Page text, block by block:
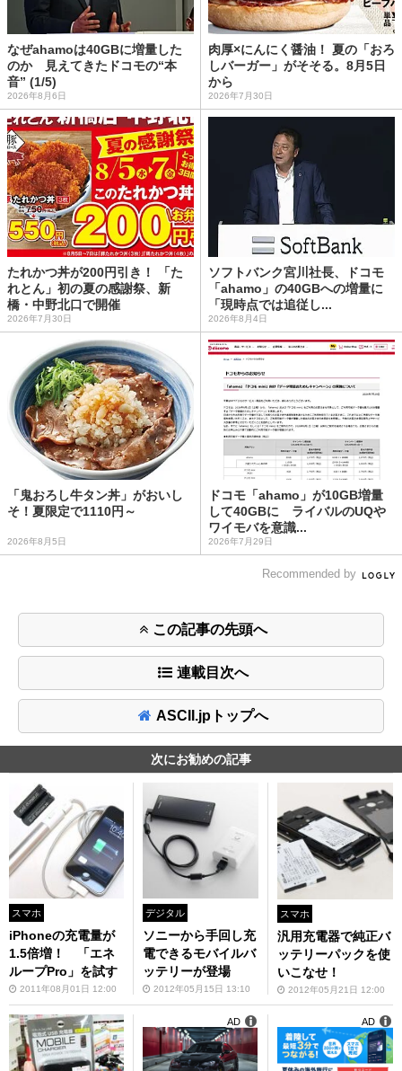
なぜahamoは40GBに増量した
のか 見えてきたドコモの“本
音” (1/5)
2026年8月6日
肉厚×にんにく醤油！ 夏の「おろ
しバーガー」がそそる。8月5日
から
2026年7月30日
たれかつ丼が200円引き！ 「た
れとん」初の夏の感謝祭、新
橋・中野北口で開催
2026年7月30日
ソフトバンク宮川社長、ドコモ
「ahamo」の40GBへの増量に
「現時点では追従し...
2026年8月4日
「鬼おろし牛タン丼」がおいし
そ！夏限定で1110円～
2026年8月5日
ドコモ「ahamo」が10GB増量
して40GBに ライバルのUQや
ワイモバを意識...
2026年7月29日
Recommended by
この記事の先頭へ
連載目次へ
ASCII.jpトップへ
次にお勧めの記事
スマホ
iPhoneの充電量が
1.5倍増！ 「エネ
ループPro」を試す
2011年08月01日 12:00
デジタル
ソニーから手回し充
電できるモバイルバ
ッテリーが登場
2012年05月15日 13:10
スマホ
汎用充電器で純正バ
ッテリーパックを使
いこなせ！
2012年05月21日 12:00
AD AD